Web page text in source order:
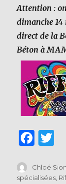
Attention :
dimanche 14
direct de la
Béton à
F
c
it
Auteur
Chloé
spécialisées,